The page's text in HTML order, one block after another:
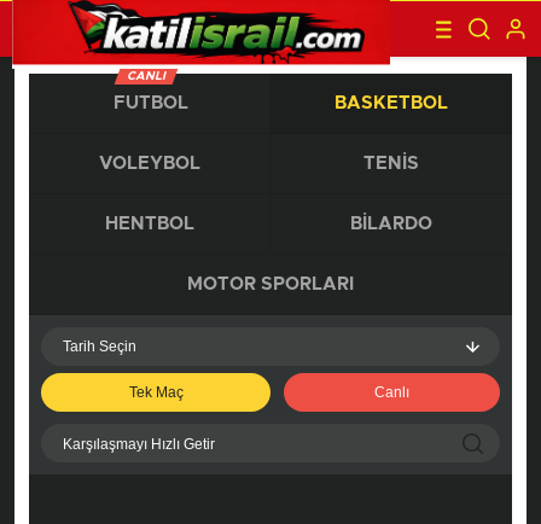
CANLI
FUTBOL BASKETBOL
VOLEYBOL TENIS
HENTBOL BILARDO
MOTOR SPORLARI
Tarih Seçin
Tek Maç Canlı